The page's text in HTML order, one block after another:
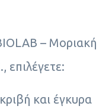
– Μοριακή
επιλέγετε:
και έγκυρα